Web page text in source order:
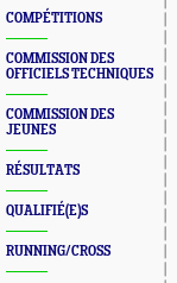
COMPÉTITIONS
COMMISSION DES
OFFICIELS TECHNIQUES
COMMISSION DES
JEUNES
RÉSULTATS
QUALIFIÉ(E)S
RUNNING/CROSS